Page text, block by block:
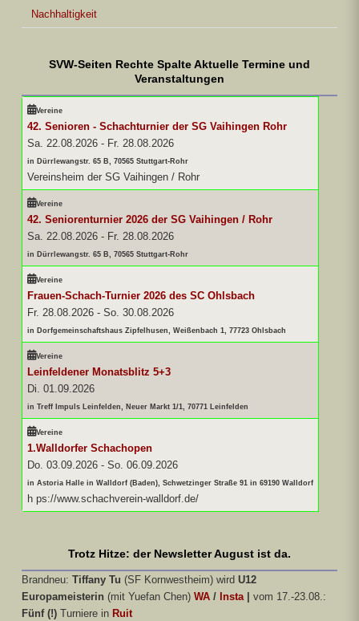
Nachhaltigkeit
SVW-Seiten Rechte Spalte Aktuelle Termine und
Veranstaltungen
Vereine
42. Senioren - Schachturnier der SG Vaihingen Rohr
Sa. 22.08.2026 - Fr. 28.08.2026
in Dürrlewangstr. 65 B, 70565 Stuttgart-Rohr
Vereinsheim der SG Vaihingen / Rohr
Vereine
42. Seniorenturnier 2026 der SG Vaihingen / Rohr
Sa. 22.08.2026 - Fr. 28.08.2026
in Dürrlewangstr. 65 B, 70565 Stuttgart-Rohr
Vereine
Frauen-Schach-Turnier 2026 des SC Ohlsbach
Fr. 28.08.2026 - So. 30.08.2026
in Dorfgemeinschaftshaus Zipfelhusen, Weißenbach 1, 77723 Ohlsbach
Vereine
Leinfeldener Monatsblitz 5+3
Di. 01.09.2026
in Treff Impuls Leinfelden, Neuer Markt 1/1, 70771 Leinfelden
Vereine
1.Walldorfer Schachopen
Do. 03.09.2026 - So. 06.09.2026
in Astoria Halle in Walldorf (Baden), Schwetzinger Straße 91 in 69190 Walldorf
h ps://www.schachverein-walldorf.de/
Trotz Hitze: der Newsletter August ist da.
Brandneu: Tiffany Tu (SF Kornwestheim) wird U12
Europameisterin (mit Yuefan Chen) WA / Insta| vom 17.-23.08.:
Fünf (!) Turniere in Ruit